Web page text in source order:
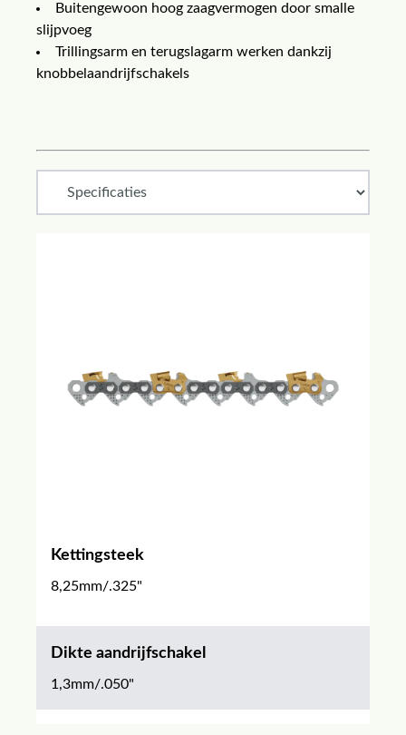
Buitengewoon hoog zaagvermogen door smalle
slijpvoeg
Trillingsarm en terugslagarm werken dankzij
knobbelaandrijfschakels
Kettingsteek
8,25mm/.325"
Dikte aandrijfschakel
1,3mm/.050"